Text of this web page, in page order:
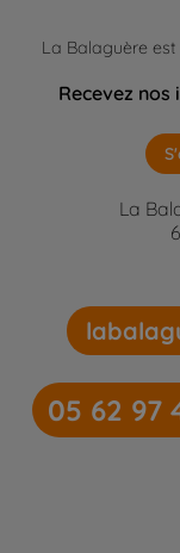
La Balaguère
Recevez
La
05 62 97